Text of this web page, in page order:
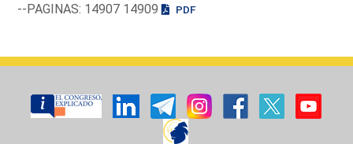
--PAGINAS: 14907 14909
PDF